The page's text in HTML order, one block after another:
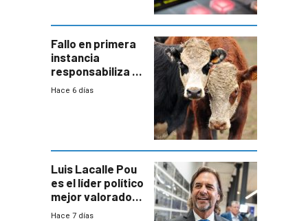
Fallo en primera
instancia
responsabiliza al
Estado por falta
Hace 6 días
Luis Lacalle Pou
es el líder político
mejor valorado
del país, según
Hace 7 días